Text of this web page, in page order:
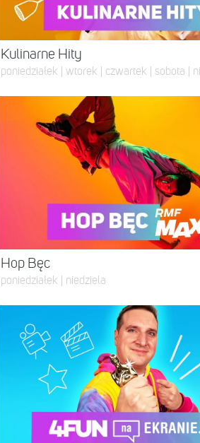
Kulinarne Hity
poniedziałek | wtorek | czwartek | sobota |
Hop Bęc
poniedziałek | niedziela